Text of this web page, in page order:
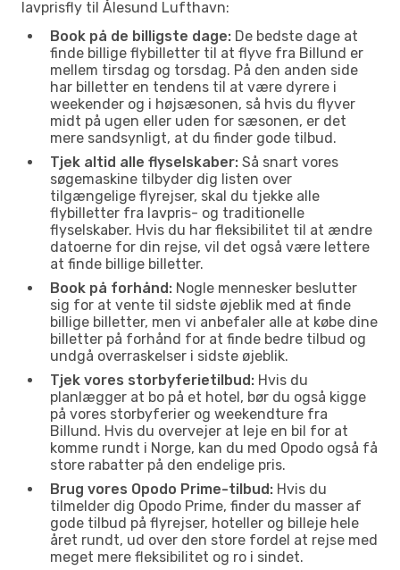
lavprisfly til Ålesund Lufthavn:
Book på de billigste dage: De bedste dage at
finde billige flybilletter til at flyve fra Billund er
mellem tirsdag og torsdag. På den anden side
har billetter en tendens til at være dyrere i
weekender og i højsæsonen, så hvis du flyver
midt på ugen eller uden for sæsonen, er det
mere sandsynligt, at du finder gode tilbud.
Tjek altid alle flyselskaber: Så snart vores
søgemaskine tilbyder dig listen over
tilgængelige flyrejser, skal du tjekke alle
flybilletter fra lavpris- og traditionelle
flyselskaber. Hvis du har fleksibilitet til at ændre
datoerne for din rejse, vil det også være lettere
at finde billige billetter.
Book på forhånd: Nogle mennesker beslutter
sig for at vente til sidste øjeblik med at finde
billige billetter, men vi anbefaler alle at købe dine
billetter på forhånd for at finde bedre tilbud og
undgå overraskelser i sidste øjeblik.
Tjek vores storbyferietilbud: Hvis du
planlægger at bo på et hotel, bør du også kigge
på vores storbyferier og weekendture fra
Billund. Hvis du overvejer at leje en bil for at
komme rundt i Norge, kan du med Opodo også få
store rabatter på den endelige pris.
Brug vores Opodo Prime-tilbud: Hvis du
tilmelder dig Opodo Prime, finder du masser af
gode tilbud på flyrejser, hoteller og billeje hele
året rundt, ud over den store fordel at rejse med
meget mere fleksibilitet og ro i sindet.